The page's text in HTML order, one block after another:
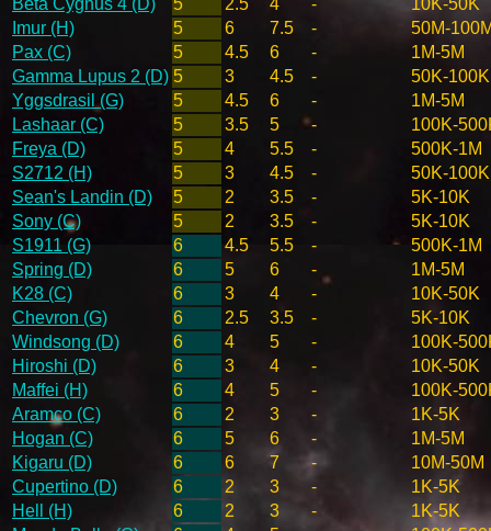
Imur (H)
5 6 7.5 -
50M-
Pax (C)
5 4.5 6 -
1M-5M
Gamma Lupus 2 (D) 5 3 4.5 -
50K-100K
Yggsdrasil (G)
5 4.5 6 -
1M-5M
Lashaar (C)
5 3.5 5 -
100K-
Freya (D)
5 4 5.5 -
500K-1M
S2712 (H)
5 3 4.5 -
50K-100K
Sean's Landin (D)
5 2 3.5 -
5K-10K
Sony (C)
5 2 3.5 -
5K-10K
S1911 (G)
6 4.5 5.5 -
500K-1M
Spring (D)
6 5 6 -
1M-5M
K28 (C)
6 3 4 -
10K-50K
Chevron (G)
6 2.5 3.5 -
5K-10K
Windsong (D)
6 4 5 -
100K-
Hiroshi (D)
6 3 4 -
10K-50K
Maffei (H)
6 4 5 -
100K-
Aramco (C)
6 2 3 -
1K-5K
Hogan (C)
6 5 6 -
1M-5M
Kigaru (D)
6 6 7 -
10M-50M
Cupertino (D)
6 2 3 -
1K-5K
Hell (H)
6 2 3 -
1K-5K